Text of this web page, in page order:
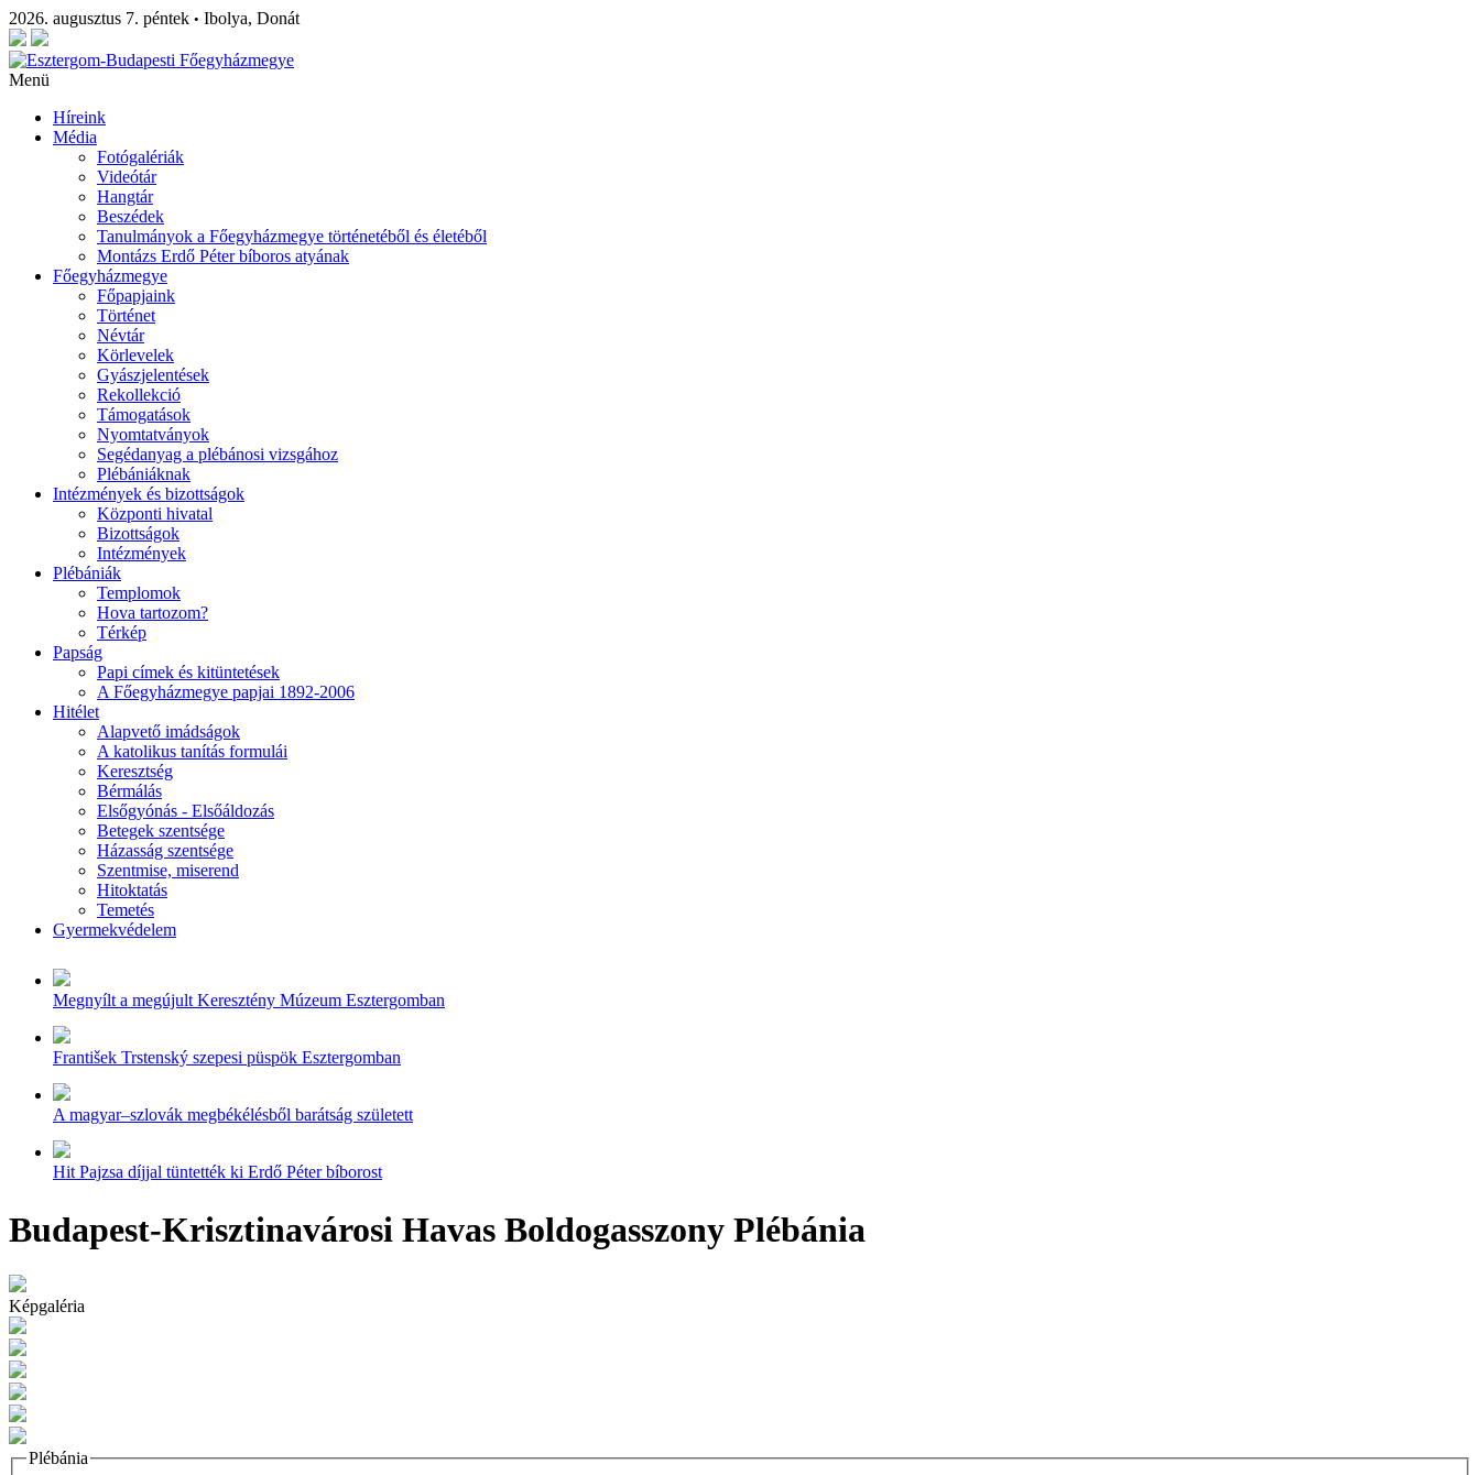
2026. augusztus 7. péntek • Ibolya, Donát
Menü
Híreink
Média
Fotógalériák
Videótár
Hangtár
Beszédek
Tanulmányok a Főegyházmegye történetéből és életéből
Montázs Erdő Péter bíboros atyának
Főegyházmegye
Főpapjaink
Történet
Névtár
Körlevelek
Gyászjelentések
Rekollekció
Támogatások
Nyomtatványok
Segédanyag a plébánosi vizsgához
Plébániáknak
Intézmények és bizottságok
Központi hivatal
Bizottságok
Intézmények
Plébániák
Templomok
Hova tartozom?
Térkép
Papság
Papi címek és kitüntetések
A Főegyházmegye papjai 1892-2006
Hitélet
Alapvető imádságok
A katolikus tanítás formulái
Keresztség
Bérmálás
Elsőgyónás - Elsőáldozás
Betegek szentsége
Házasság szentsége
Szentmise, miserend
Hitoktatás
Temetés
Gyermekvédelem
Megnyílt a megújult Keresztény Múzeum Esztergomban
František Trstenský szepesi püspök Esztergomban
A magyar–szlovák megbékélésből barátság született
Hit Pajzsa díjjal tüntették ki Erdő Péter bíborost
Budapest-Krisztinavárosi Havas Boldogasszony Plébánia
Képgaléria
Plébánia